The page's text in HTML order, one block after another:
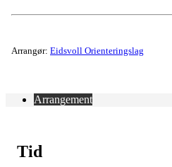
Arrangør: Eidsvoll Orienteringslag
Arrangement
Tid